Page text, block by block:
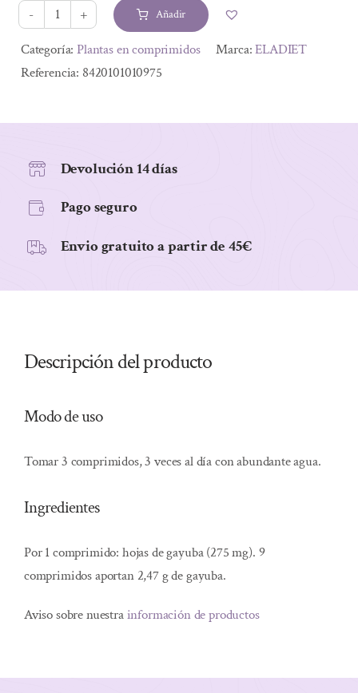
7,00 €.
5,74 €.
GAYUBA
60
comp.
cantidad
Añadir
Alternative:
Categoría:Plantas en comprimidos Marca:ELADIET
Referencia: 8420101010975
Devolución 14 días
Pago seguro
Envio gratuito a partir de 45€
Descripción del producto
Modo de uso
Tomar 3 comprimidos, 3 veces al día con abundante agua.
Ingredientes
Por 1 comprimido: hojas de gayuba (275 mg). 9
comprimidos aportan 2,47 g de gayuba.
Aviso sobre nuestrainformación de productos